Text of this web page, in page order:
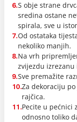
6.S obje strane
sredina ostane
spirala, sve u
7.Od ostataka
nekoliko manjih.
8.Na vrh
zvijezdu izrezanu
9.Sve premažite
10.Za dekoraciju
rajčica.
11.Pecite u pećnici
odnosno toliko